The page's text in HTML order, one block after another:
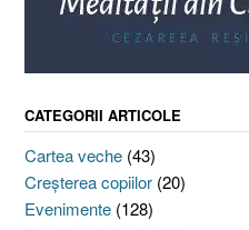
CATEGORII ARTICOLE
Cartea veche (43)
Creşterea copiilor (20)
Evenimente (128)